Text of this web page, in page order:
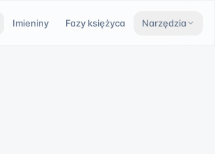
Imieniny Fazy księżyca Narzędzia